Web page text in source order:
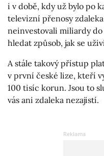
i v době, kdy už bylo po
televizní přenosy
neinvestovali miliardy
hledat způsob, jak se
A stále takový přístup
v první české lize, kteří
100 tisíc korun. Jsou to
vás ani zdaleka nezajistí.